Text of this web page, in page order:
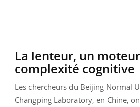
La lenteur, un
complexité cognitive
Les chercheurs du Beijing Normal
Changping Laboratory, en Chine,